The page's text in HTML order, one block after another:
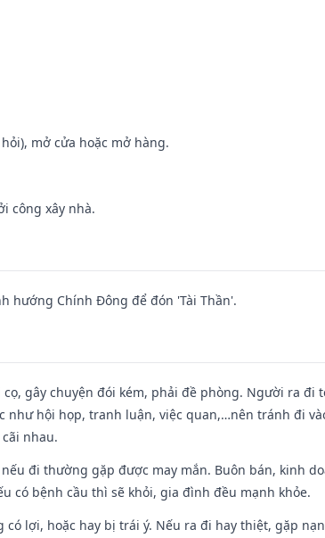
mở cửa hoặc mở hàng.
công xây nhà.
hướng Chính Đông để đón 'Tài Thần'.
cọ, gây chuyện đói kém, phải đề phòng. Người ra đi
hội họp, tranh luận, việc quan,…nên tránh đi
nhau.
đi thường gặp được may mắn. Buôn bán, kinh
có bệnh cầu thì sẽ khỏi, gia đình đều mạnh khỏe.
có lợi, hoặc hay bị trái ý. Nếu ra đi hay thiệt, gặp